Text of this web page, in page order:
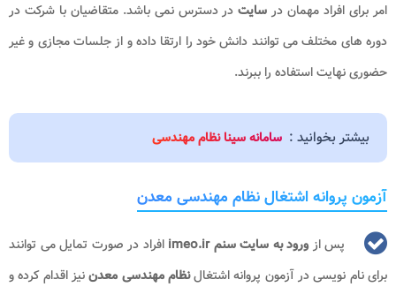
امر برای افراد مهمان در سایتدر دسترس نمی باشد. متقاضیان با شرکت در
دوره های مختلف می توانند دانش خود را ارتقا داده و از جلسات مجازی و غیر
حضوری نهایت استفاده را ببرند.
بیشتر بخوانید : سامانه سینا نظام مهندسی
آزمون پروانه اشتغال نظام مهندسی معدن
پس از ورود به سایت سنمimeo.ir افراد در صورت تمایل می توانند
برای نام نویسی در آزمون پروانه اشتغالنظام مهندسی معدننیز اقدام کرده و